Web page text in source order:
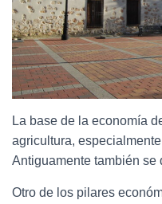
La base de la economía
agricultura,
Antiguamente también se
Otro de los pilares